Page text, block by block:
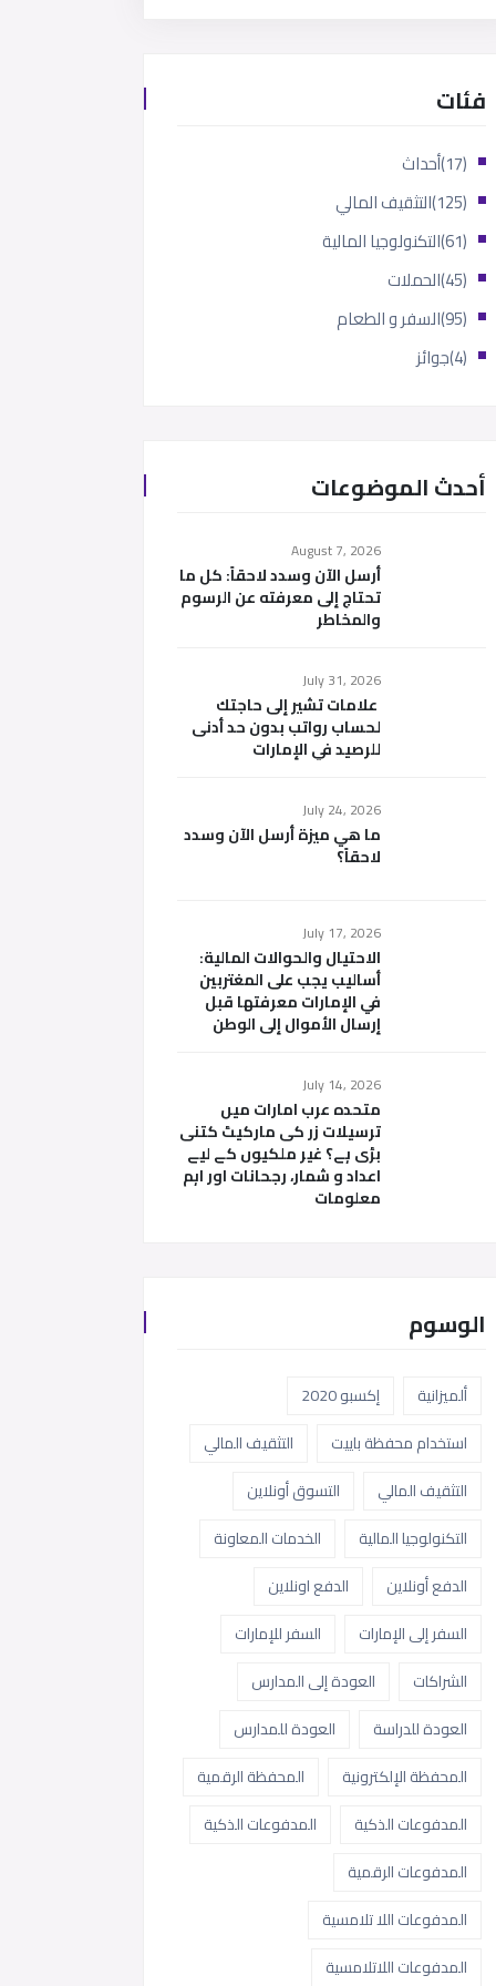
فئات
أحداث
(17)
التثقيف المالي
(125)
التكنولوجيا المالية
(61)
الحملات
(45)
السفر و الطعام
(95)
جوائز (4)
أحدث الموضوعات
August 7, 2026
أرسل الآن وسدد لاحقاً: كل ما
تحتاج إلى معرفته عن الرسوم
والمخاطر
July 31, 2026
علامات تشير إلى حاجتك
لحساب رواتب بدون حد أدنى
للرصيد في الإمارات
July 24, 2026
ما هي ميزة أرسل الآن وسدد
لاحقاً؟
July 17, 2026
الاحتيال والحوالات المالية:
أساليب يجب على المغتربين
في الإمارات معرفتها قبل
إرسال الأموال إلى الوطن
July 14, 2026
متحدہ عرب امارات میں
ترسیلات زر کی مارکیٹ کتنی
بڑی ہے؟ غیر ملکیوں کے لیے
اعداد و شمار، رجحانات اور اہم
معلومات
الوسوم
ألميزانية
إكسبو 2020
استخدام محفظة باييت
التثقيف المالي
التثقيف المالي
التسوق أونلاين
التكنولوجيا المالية
الخدمات المعاونة
الدفع أونلاين
الدفع اونلاين
السفر إلى الإمارات
السفر للإمارات
الشراكات
العودة إلى المدارس
العودة للدراسة
العودة للمدارس
المحفظة الإلكترونية
المحفظة الرقمية
المدفوعات الذكية
المدفوعات الذكية
المدفوعات الرقمية
المدفوعات اللا تلامسية
المدفوعات اللاتلامسية